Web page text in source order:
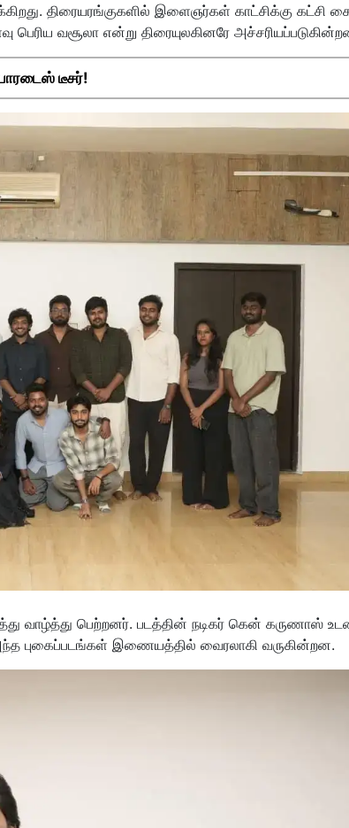
திரையரங்குகளில் இளைஞர்கள் காட்சிக்கு கட்சி
பெரிய வசூலா என்று திரையுலகினரே
டீசர்!
வாழ்த்து பெற்றனர். படத்தின் நடிகர் கென் கருணாஸ்
புகைப்படங்கள் இணையத்தில் வைரலாகி வருகின்றன.